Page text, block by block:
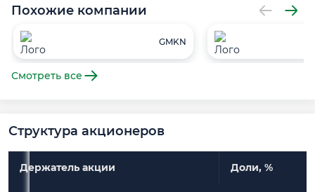
Похожие компании
GMKN
Смотреть все
Структура акционеров
Держатель акции Доли, %